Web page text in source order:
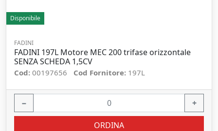
Disponibile
FADINI
FADINI 197L Motore MEC 200 trifase orizzontale
SENZA SCHEDA 1,5CV
Cod: 00197656 Cod Fornitore: 197L
− +
ORDINA